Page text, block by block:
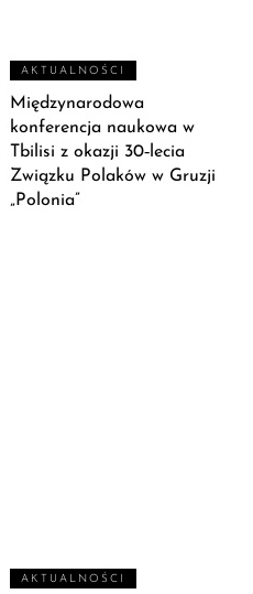
AKTUALNOŚCI
Międzynarodowa
konferencja naukowa w
Tbilisi z okazji 30‑lecia
Związku Polaków w Gruzji
„Polonia”
AKTUALNOŚCI